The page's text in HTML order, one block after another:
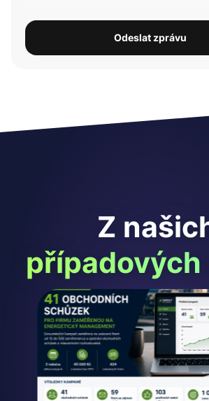
Odeslat zprávu
Z